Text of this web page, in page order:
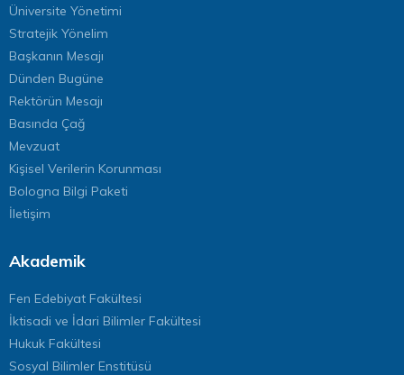
Üniversite Yönetimi
Stratejik Yönelim
Başkanın Mesajı
Dünden Bugüne
Rektörün Mesajı
Basında Çağ
Mevzuat
Kişisel Verilerin Korunması
Bologna Bilgi Paketi
İletişim
Akademik
Fen Edebiyat Fakültesi
İktisadi ve İdari Bilimler Fakültesi
Hukuk Fakültesi
Sosyal Bilimler Enstitüsü